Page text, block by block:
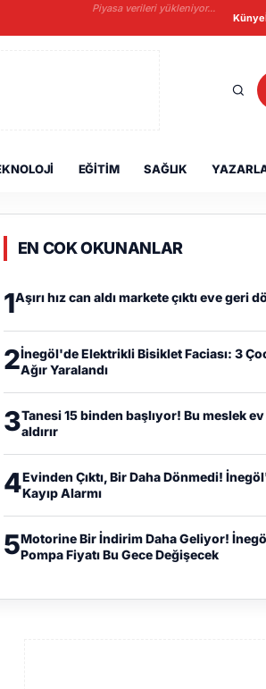
Piyasa verileri yükleniyor...
Künye
EĞITIM SAĞLIK
EN COK OKUNANLAR
1Aşırı hız can aldı markete çıktı eve geri
2İnegöl'de Elektrikli Bisiklet Faciası: 3
Ağır Yaralandı
3Tanesi 15 binden başlıyor! Bu meslek
aldırır
4Evinden Çıktı, Bir Daha Dönmedi!
Kayıp Alarmı
5Motorine Bir İndirim Daha Geliyor!
Pompa Fiyatı Bu Gece Değişecek